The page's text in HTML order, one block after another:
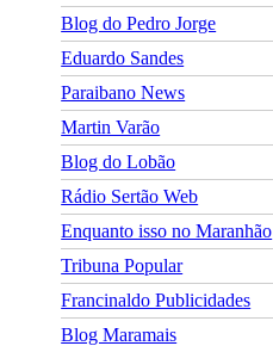
Blog do Pedro Jorge
Eduardo Sandes
Paraibano News
Martin Varão
Blog do Lobão
Rádio Sertão Web
Enquanto isso no Maranhão
Tribuna Popular
Francinaldo Publicidades
Blog Maramais